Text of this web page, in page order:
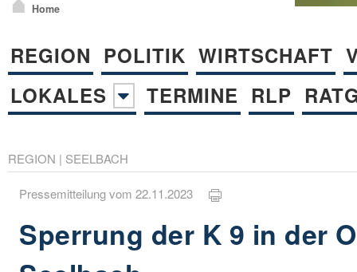
Home
REGION POLITIK WIRTSCHAFT
LOKALES
TERMINE RLP
REGION | SEELBACH
Pressemitteilung vom 22.11.2023
Sperrung der K 9 in der